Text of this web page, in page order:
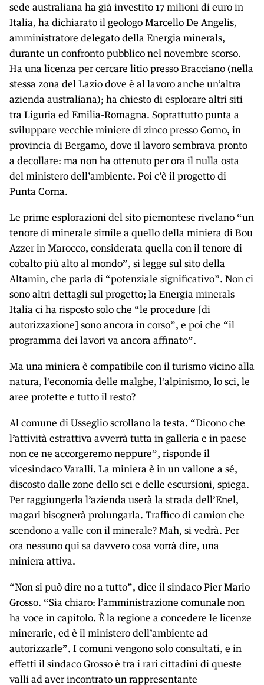
sede australiana ha già investito 17 milioni di euro in
Italia, ha dichiarato il geologo Marcello De Angelis,
amministratore delegato della Energia minerals,
durante un confronto pubblico nel novembre scorso.
Ha una licenza per cercare litio presso Bracciano (nella
stessa zona del Lazio dove è al lavoro anche un’altra
azienda australiana); ha chiesto di esplorare altri siti
tra Liguria ed Emilia-Romagna. Soprattutto punta a
sviluppare vecchie miniere di zinco presso Gorno, in
provincia di Bergamo, dove il lavoro sembrava pronto
a decollare: ma non ha ottenuto per ora il nulla osta
del ministero dell’ambiente. Poi c’è il progetto di
Punta Corna.
Le prime esplorazioni del sito piemontese rivelano “un
tenore di minerale simile a quello della miniera di Bou
Azzer in Marocco, considerata quella con il tenore di
cobalto più alto al mondo”, si legge sul sito della
Altamin, che parla di “potenziale significativo”. Non ci
sono altri dettagli sul progetto; la Energia minerals
Italia ci ha risposto solo che “le procedure [di
autorizzazione] sono ancora in corso”, e poi che “il
programma dei lavori va ancora affinato”.
Ma una miniera è compatibile con il turismo vicino alla
natura, l’economia delle malghe, l’alpinismo, lo sci, le
aree protette e tutto il resto?
Al comune di Usseglio scrollano la testa. “Dicono che
l’attività estrattiva avverrà tutta in galleria e in paese
non ce ne accorgeremo neppure”, risponde il
vicesindaco Varalli. La miniera è in un vallone a sé,
discosto dalle zone dello sci e delle escursioni, spiega.
Per raggiungerla l’azienda userà la strada dell’Enel,
magari bisognerà prolungarla. Traffico di camion che
scendono a valle con il minerale? Mah, si vedrà. Per
ora nessuno qui sa davvero cosa vorrà dire, una
miniera attiva.
“Non si può dire no a tutto”, dice il sindaco Pier Mario
Grosso. “Sia chiaro: l’amministrazione comunale non
ha voce in capitolo. È la regione a concedere le licenze
minerarie, ed è il ministero dell’ambiente ad
autorizzarle”. I comuni vengono solo consultati, e in
effetti il sindaco Grosso è tra i rari cittadini di queste
valli ad aver incontrato un rappresentante